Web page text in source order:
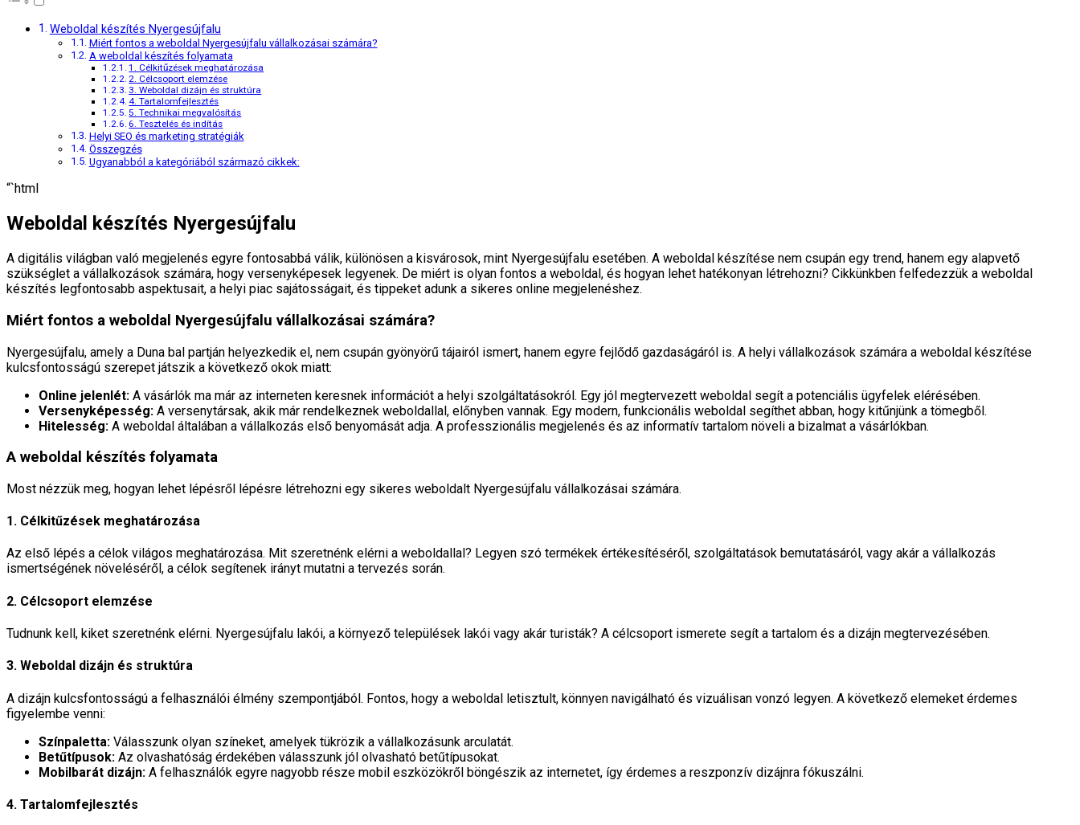
Weboldal készítés Nyergesújfalu
Miért fontos a weboldal Nyergesújfalu vállalkozásai számára?
A weboldal készítés folyamata
1. Célkitűzések meghatározása
2. Célcsoport elemzése
3. Weboldal dizájn és struktúra
4. Tartalomfejlesztés
5. Technikai megvalósítás
6. Tesztelés és indítás
Helyi SEO és marketing stratégiák
Összegzés
Ugyanabból a kategóriából származó cikkek:
“`html
Weboldal készítés Nyergesújfalu
A digitális világban való megjelenés egyre fontosabbá válik, különösen a kisvárosok, mint Nyergesújfalu esetében. A weboldal készítése nem csupán egy trend, hanem egy alapvető
szükséglet a vállalkozások számára, hogy versenyképesek legyenek. De miért is olyan fontos a weboldal, és hogyan lehet hatékonyan létrehozni? Cikkünkben felfedezzük a weboldal
készítés legfontosabb aspektusait, a helyi piac sajátosságait, és tippeket adunk a sikeres online megjelenéshez.
Miért fontos a weboldal Nyergesújfalu vállalkozásai számára?
Nyergesújfalu, amely a Duna bal partján helyezkedik el, nem csupán gyönyörű tájairól ismert, hanem egyre fejlődő gazdaságáról is. A helyi vállalkozások számára a weboldal készítése
kulcsfontosságú szerepet játszik a következő okok miatt:
Online jelenlét: A vásárlók ma már az interneten keresnek információt a helyi szolgáltatásokról. Egy jól megtervezett weboldal segít a potenciális ügyfelek elérésében.
Versenyképesség: A versenytársak, akik már rendelkeznek weboldallal, előnyben vannak. Egy modern, funkcionális weboldal segíthet abban, hogy kitűnjünk a tömegből.
Hitelesség: A weboldal általában a vállalkozás első benyomását adja. A professzionális megjelenés és az informatív tartalom növeli a bizalmat a vásárlókban.
A weboldal készítés folyamata
Most nézzük meg, hogyan lehet lépésről lépésre létrehozni egy sikeres weboldalt Nyergesújfalu vállalkozásai számára.
1. Célkitűzések meghatározása
Az első lépés a célok világos meghatározása. Mit szeretnénk elérni a weboldallal? Legyen szó termékek értékesítéséről, szolgáltatások bemutatásáról, vagy akár a vállalkozás
ismertségének növeléséről, a célok segítenek irányt mutatni a tervezés során.
2. Célcsoport elemzése
Tudnunk kell, kiket szeretnénk elérni. Nyergesújfalu lakói, a környező települések lakói vagy akár turisták? A célcsoport ismerete segít a tartalom és a dizájn megtervezésében.
3. Weboldal dizájn és struktúra
A dizájn kulcsfontosságú a felhasználói élmény szempontjából. Fontos, hogy a weboldal letisztult, könnyen navigálható és vizuálisan vonzó legyen. A következő elemeket érdemes
figyelembe venni:
Színpaletta: Válasszunk olyan színeket, amelyek tükrözik a vállalkozásunk arculatát.
Betűtípusok: Az olvashatóság érdekében válasszunk jól olvasható betűtípusokat.
Mobilbarát dizájn: A felhasználók egyre nagyobb része mobil eszközökről böngészik az internetet, így érdemes a reszponzív dizájnra fókuszálni.
4. Tartalomfejlesztés